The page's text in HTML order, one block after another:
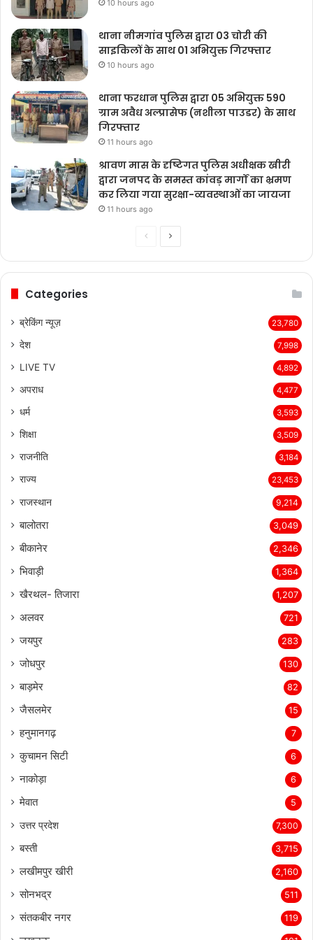
10 hours ago
थाना नीमगांव पुलिस द्वारा 03 चोरी की
साइकिलों के साथ 01 अभियुक्त गिरफ्तार
10 hours ago
थाना फरधान पुलिस द्वारा 05 अभियुक्त 590
ग्राम अवैध अल्प्रासेफ (नशीला पाउडर) के साथ
गिरफ्तार
11 hours ago
श्रावण मास के दृष्टिगत पुलिस अधीक्षक खीरी
द्वारा जनपद के समस्त कांवड़ मार्गों का भ्रमण
कर लिया गया सुरक्षा-व्यवस्थाओं का जायजा
11 hours ago
PreviousNext
Categories
ब्रेकिंग न्यूज़ 23,780
देश 7,998
LIVE TV 4,892
अपराध 4,477
धर्म 3,593
शिक्षा 3,509
राजनीति 3,184
राज्य 23,453
राजस्थान 9,214
बालोतरा 3,049
बीकानेर 2,346
भिवाड़ी 1,364
खैरथल- तिजारा 1,207
अलवर 721
जयपुर 283
जोधपुर 130
बाड़मेर 82
जैसलमेर 15
हनुमानगढ़ 7
कुचामन सिटी 6
नाकोड़ा 6
मेवात 5
उत्तर प्रदेश 7,300
बस्ती 3,715
लखीमपुर खीरी 2,160
सोनभद्र 511
संतकबीर नगर 119